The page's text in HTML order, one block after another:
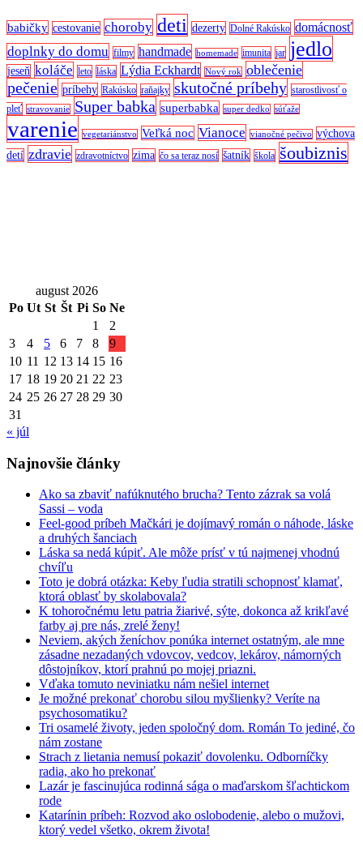
babičky cestovanie choroby deti dezerty Dolné Rakúsko domácnosť
doplnky do domu filmy handmade homemade imunita jar jedlo
jeseň koláče leto láska Lýdia Eckhardt Nový rok oblečenie
pečenie príbehy Rakúsko raňajky skutočné príbehy starostlivosť o
pleť stravovanie Super babka superbabka super dedko súťaže
varenie vegetariánstvo Veľká noc Vianoce vianočné pečivo
výchova
detí zdravie zdravotníctvo zima čo sa teraz nosí šatník škola šoubiznis
august 2026
Po Ut St Št Pi So Ne
1
2
3
4 5 6 7 8
9
10 11 12 13 14 15 16
17 18 19 20 21 22 23
24 25 26 27 28 29 30
31
« júl
Najnovšie články
Ako sa zbaviť nafúknutého brucha? Tento zázrak sa volá
Sassi – voda
Feel-good príbeh Mačkári je dojímavý román o náhode, láske
a druhých šanciach
Láska sa nedá kúpiť. Ale môže prísť v tú najmenej vhodnú
chvíľu
Toto je dobrá otázka: Keby ľudia stratili schopnosť klamať,
ktorá oblasť by skolabovala?
K tohoročnému letu patria žiarivé, sýte, dokonca až krikľavé
farby aj pre nás, zrelé ženy!
Neviem, akých ženíchov ponúka internet ostatným, ale mne
zásadne nezadaných vdovcov, vedcov, lekárov, námorných
dôstojníkov, ktorí prahnú po mojej priazni.
Vďaka tomuto neviniatku nám nešiel internet
Je možné prekonať chorobu silou myšlienky? Veríte na
psychosomatiku?
Tri osamelé životy, jeden spoločný dom. Román To jediné, čo
nám zostane
Strach z lietania nemusí pokaziť dovolenku. Odborníčky
radia, ako ho prekonať
Lazár je fascinujúca rodinná sága o maďarskom šľachtickom
rode
Katarínin príbeh: Rozvod ako oslobodenie, alebo o mužovi,
ktorý vedel všetko, okrem života!